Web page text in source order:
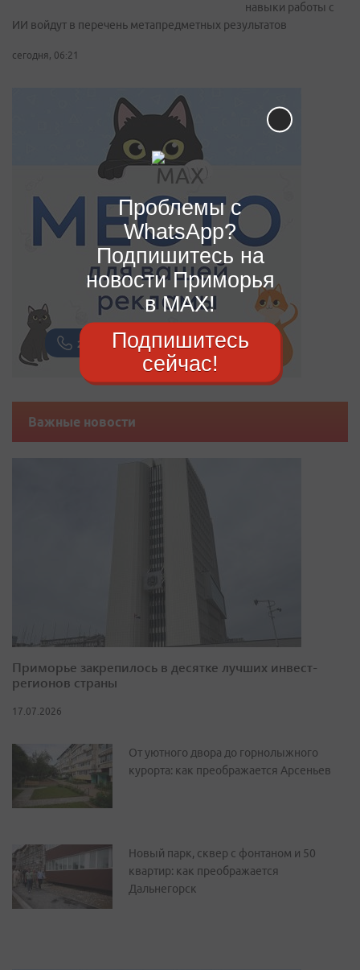
навыки работы с
ИИ войдут в перечень метапредметных результатов
сегодня, 06:21
Важные новости
Приморье закрепилось в десятке лучших инвест-
регионов страны
17.07.2026
От уютного двора до горнолыжного
курорта: как преображается Арсеньев
Новый парк, сквер с фонтаном и 50
квартир: как преображается
Дальнегорск
Проблемы с
WhatsApp?
Подпишитесь на
новости Приморья
в MAX!
Подпишитесь
сейчас!